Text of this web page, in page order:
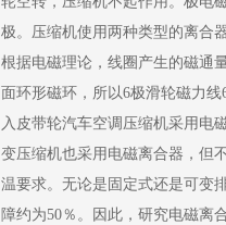
极。压缩机使用两种类型的离合
根据电磁理论，线圈产生的磁通
面环形磁环，所以6极滑轮磁力
入皮带轮汽车空调压缩机采用电
变压缩机也采用电磁离合器，但
温要求。无论是固定式还是可变
障约为50％。因此，研究电磁离